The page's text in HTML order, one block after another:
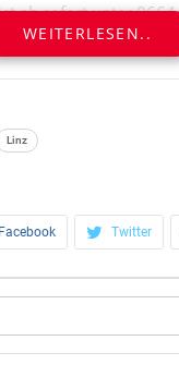
ab sofort unter
bei der
des
WEITERLESEN..
Linz
Facebook Twitter